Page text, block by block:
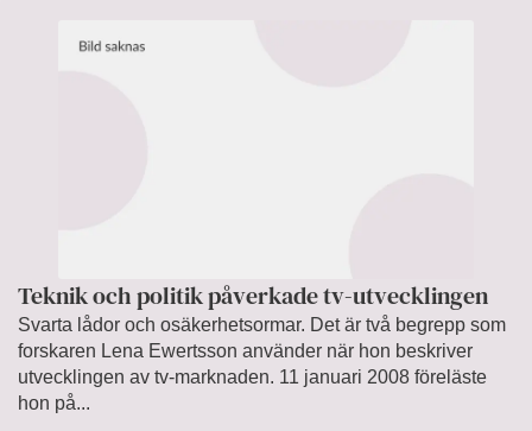
Teknik och politik påverkade tv-utvecklingen
Svarta lådor och osäkerhetsormar. Det är två begrepp som
forskaren Lena Ewertsson använder när hon beskriver
utvecklingen av tv-marknaden. 11 januari 2008 föreläste
hon på...